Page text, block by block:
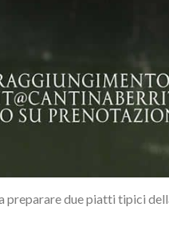
preparare due piatti tipici